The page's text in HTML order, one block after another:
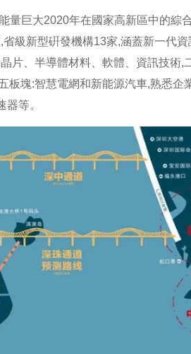
量巨大2020年在國家高新區中的綜
級新型硏發機構13家,涵蓋新一代資
片、半導體材料、軟體、資訊技術,
板塊:智慧電網和新能源汽車,熟悉企
等。